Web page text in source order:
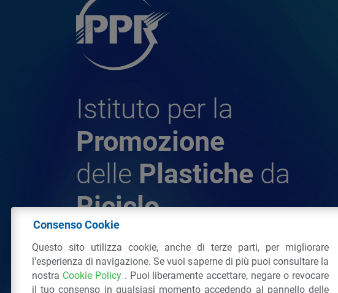
Istituto per la
Promozione
delle Plastiche da
Riciclo
© 2026 - IPPR Istituto per la Promozione delle Plastiche
da Riciclo
C.F. 97381090154
Consenso Cookie
Questo sito utilizza cookie, anche di terze parti, per migliorare
l'esperienza di navigazione. Se vuoi saperne di più puoi consultare la
nostra Cookie Policy . Puoi liberamente accettare, negare o revocare
il tuo consenso in qualsiasi momento accedendo al pannello delle